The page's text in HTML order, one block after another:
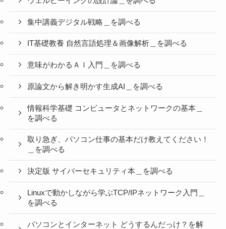
集中講義デジタル戦略＿を調べる
IT基礎教養 自然言語処理＆画像解析＿を調べる
意味がわかるＡＩ入門＿を調べる
原論文から解き明かす生成AI＿を調べる
情報科学基礎 コンピュータとネットワークの基本＿
を調べる
取り急ぎ、パソコン仕事の基本だけ教えてください！
＿を調べる
決定版 サイバーセキュリティ本＿を調べる
Linuxで動かしながら学ぶTCP/IPネットワーク入門＿
を調べる
パソコンとインターネット どうするんだっけ？を解